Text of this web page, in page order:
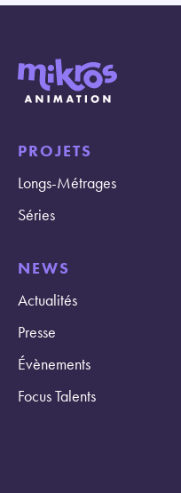
PROJETS
Longs-Métrages
Séries
NEWS
Actualités
Presse
Évènements
Focus Talents